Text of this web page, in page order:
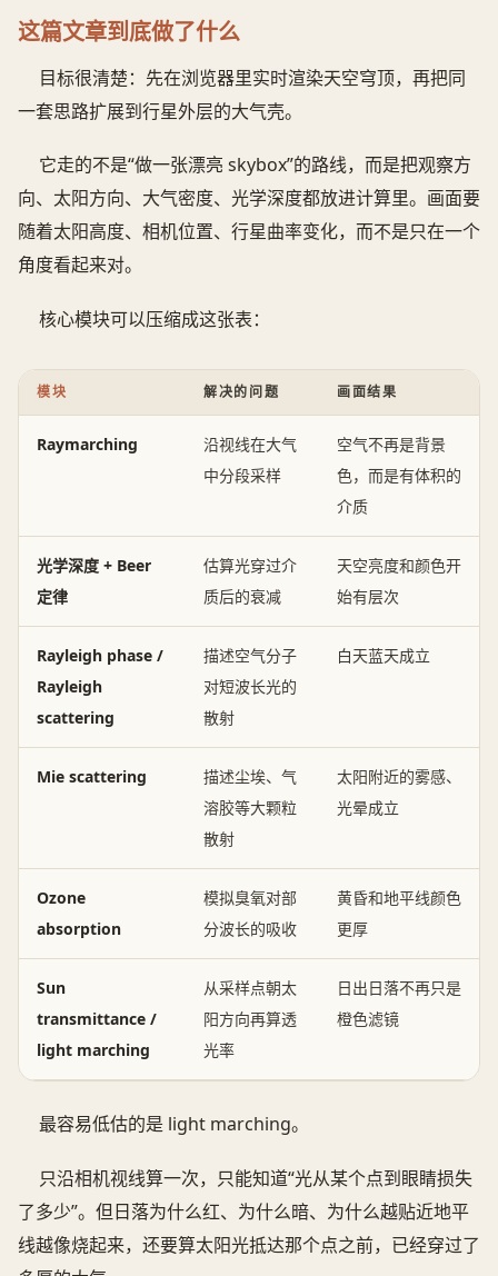
这篇文章到底做了什么
目标很清楚：先在浏览器里实时渲染天空穹顶，再把同
一套思路扩展到行星外层的大气壳。
它走的不是“做一张漂亮 skybox”的路线，而是把观察方
向、太阳方向、大气密度、光学深度都放进计算里。画面要
随着太阳高度、相机位置、行星曲率变化，而不是只在一个
角度看起来对。
核心模块可以压缩成这张表：
模块 解决的问题 画面结果
Raymarching
沿视线在大气
中分段采样
空气不再是背景
色，而是有体积的
介质
光学深度 + Beer
定律
估算光穿过介
质后的衰减
天空亮度和颜色开
始有层次
Rayleigh phase /
Rayleigh
scattering
描述空气分子
对短波长光的
散射
白天蓝天成立
Mie scattering
描述尘埃、气
溶胶等大颗粒
散射
太阳附近的雾感、
光晕成立
Ozone
absorption
模拟臭氧对部
分波长的吸收
黄昏和地平线颜色
更厚
Sun
transmittance /
light marching
从采样点朝太
阳方向再算透
光率
日出日落不再只是
橙色滤镜
最容易低估的是 light marching。
只沿相机视线算一次，只能知道“光从某个点到眼睛损失
了多少”。但日落为什么红、为什么暗、为什么越贴近地平
线越像烧起来，还要算太阳光抵达那个点之前，已经穿过了